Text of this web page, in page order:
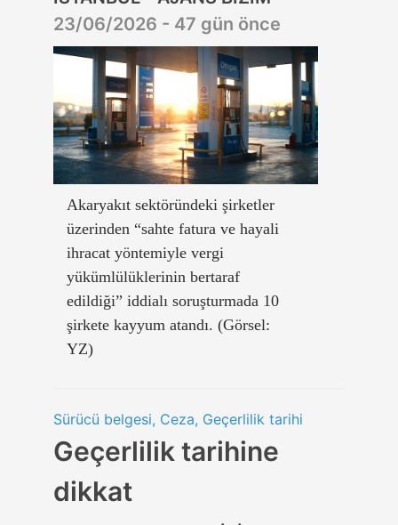
23/06/2026 - 47 gün önce
Akaryakıt sektöründeki şirketler
üzerinden “sahte fatura ve hayali
ihracat yöntemiyle vergi
yükümlülüklerinin bertaraf
edildiği” iddialı soruşturmada 10
şirkete kayyum atandı. (Görsel:
YZ)
Sürücü belgesi, Ceza, Geçerlilik tarihi
Geçerlilik tarihine
dikkat